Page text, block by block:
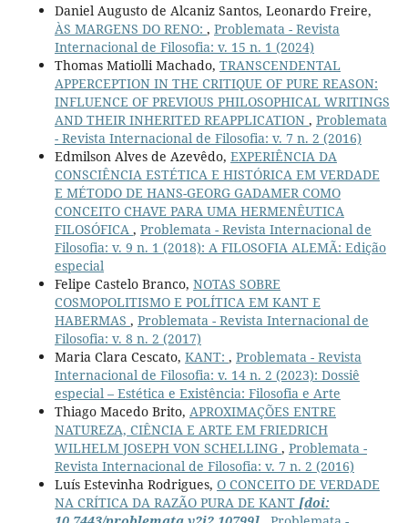
Daniel Augusto de Alcaniz Santos, Leonardo Freire,
ÀS MARGENS DO RENO: , Problemata - Revista
Internacional de Filosofia: v. 15 n. 1 (2024)
Thomas Matiolli Machado, TRANSCENDENTAL
APPERCEPTION IN THE CRITIQUE OF PURE REASON:
INFLUENCE OF PREVIOUS PHILOSOPHICAL WRITINGS
AND THEIR INHERITED REAPPLICATION , Problemata
- Revista Internacional de Filosofia: v. 7 n. 2 (2016)
Edmilson Alves de Azevêdo, EXPERIÊNCIA DA
CONSCIÊNCIA ESTÉTICA E HISTÓRICA EM VERDADE
E MÉTODO DE HANS-GEORG GADAMER COMO
CONCEITO CHAVE PARA UMA HERMENÊUTICA
FILOSÓFICA , Problemata - Revista Internacional de
Filosofia: v. 9 n. 1 (2018): A FILOSOFIA ALEMÃ: Edição
especial
Felipe Castelo Branco, NOTAS SOBRE
COSMOPOLITISMO E POLÍTICA EM KANT E
HABERMAS , Problemata - Revista Internacional de
Filosofia: v. 8 n. 2 (2017)
Maria Clara Cescato, KANT: , Problemata - Revista
Internacional de Filosofia: v. 14 n. 2 (2023): Dossiê
especial – Estética e Existência: Filosofia e Arte
Thiago Macedo Brito, APROXIMAÇÕES ENTRE
NATUREZA, CIÊNCIA E ARTE EM FRIEDRICH
WILHELM JOSEPH VON SCHELLING , Problemata -
Revista Internacional de Filosofia: v. 7 n. 2 (2016)
Luís Estevinha Rodrigues, O CONCEITO DE VERDADE
NA CRÍTICA DA RAZÃO PURA DE KANT [doi: